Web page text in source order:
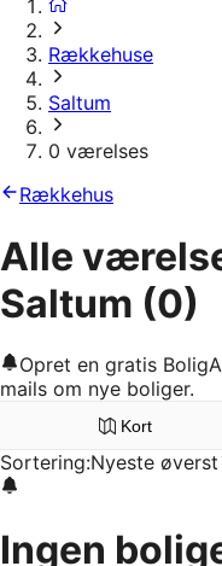
Rækkehuse
Saltum
0 værelses
Rækkehus
Alle
Saltum (0)
Opret en gratis
mails om nye boliger.
Kort
Sortering:Nyeste øverst
Ingen